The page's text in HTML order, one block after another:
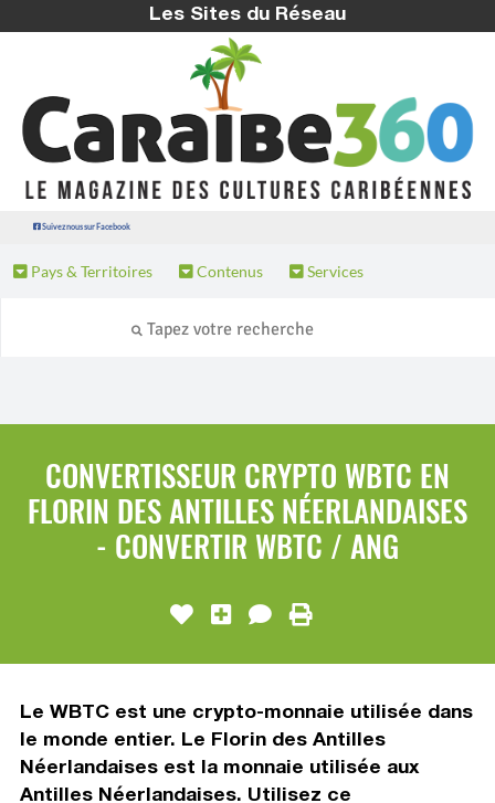
Les Sites du Réseau
Suivez nous sur Facebook
Pays & Territoires Contenus Services
CONVERTISSEUR CRYPTO WBTC EN
FLORIN DES ANTILLES NÉERLANDAISES
- CONVERTIR WBTC / ANG
Le WBTC est une crypto-monnaie utilisée dans
le monde entier. Le Florin des Antilles
Néerlandaises est la monnaie utilisée aux
Antilles Néerlandaises. Utilisez ce